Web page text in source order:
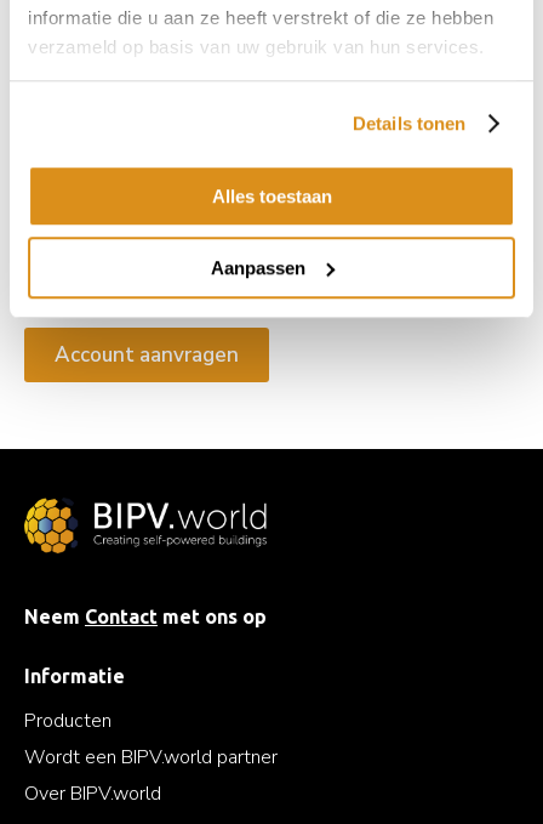
informatie die u aan ze heeft verstrekt of die ze hebben
verzameld op basis van uw gebruik van hun services.
Details tonen
Alles toestaan
Aanpassen
Ik ga akkoord met de BIPV.worldlicentie- en
gebruikersvoorwaardenenprivacy policy.
Abonneer je op de nieuwsbrief om op de hoogte blijven van het
Aanmelden voor nieuwsbrief
Account aanvragen
Neem Contact met ons op
Informatie
Producten
Wordt een BIPV.world partner
Over BIPV.world